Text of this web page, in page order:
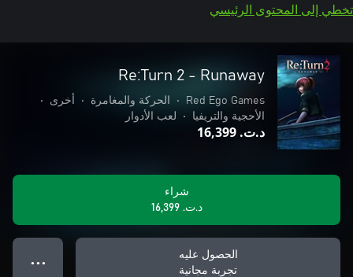
تخطي إلى المحتوى الرئيسي
Re:Turn 2 - Runaway
Red Ego Games
• الحركة والمغامرة • أخرى
•
الأحجية والتريفيا
• لعب الأدوار
د.ت.‏ 16,399
شراء
د.ت.‏ 16,399
الحصول عليه
تجربة مجانية
● ● ●